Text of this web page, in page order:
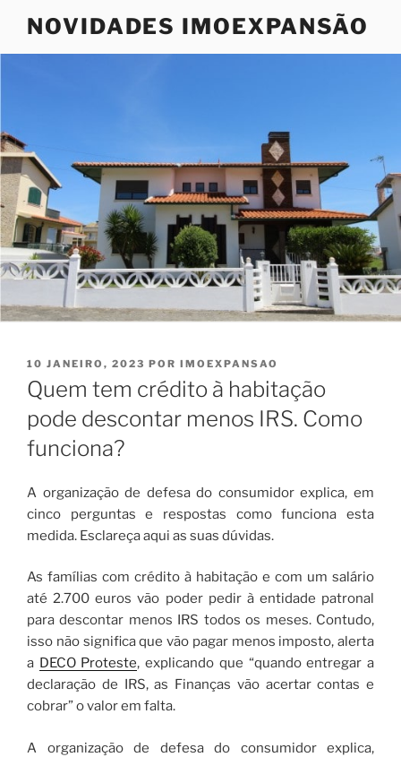
o
NOVIDADES IMOEXPANSÃO
PUBLICADO
EM
10 JANEIRO, 2023 POR IMOEXPANSAO
Quem tem crédito à habitação
pode descontar menos IRS. Como
funciona?
A organização de defesa do consumidor explica, em
cinco perguntas e respostas como funciona esta
medida. Esclareça aqui as suas dúvidas.
As famílias com crédito à habitação e com um salário
até 2.700 euros vão poder pedir à entidade patronal
para descontar menos IRS todos os meses. Contudo,
isso não significa que vão pagar menos imposto, alerta
a DECO Proteste, explicando que “quando entregar a
declaração de IRS, as Finanças vão acertar contas e
cobrar” o valor em falta.
A organização de defesa do consumidor explica,